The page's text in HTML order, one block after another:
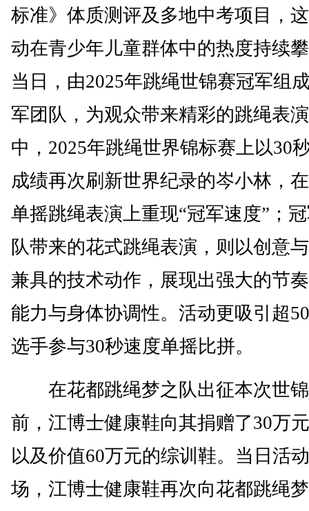
标准》体质测评及多地中考项目，
动在青少年儿童群体中的热度持续
当日，由2025年跳绳世锦赛冠军组
军团队，为观众带来精彩的跳绳表
中，2025年跳绳世界锦标赛上以30
成绩再次刷新世界纪录的岑小林，
单摇跳绳表演上重现“冠军速度”；
队带来的花式跳绳表演，则以创意
兼具的技术动作，展现出强大的节
能力与身体协调性。活动更吸引超
选手参与30秒速度单摇比拼。
在花都跳绳梦之队出征本次世
前，江博士健康鞋向其捐赠了30万
以及价值60万元的综训鞋。当日活
场，江博士健康鞋再次向花都跳绳